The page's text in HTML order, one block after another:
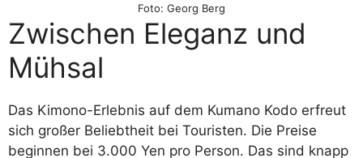
Foto: Georg Berg
Zwischen Eleganz und
Mühsal
Das Kimono-Erlebnis auf dem Kumano Kodo erfreut
sich großer Beliebtheit bei Touristen. Die Preise
beginnen bei 3.000 Yen pro Person. Das sind knapp